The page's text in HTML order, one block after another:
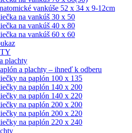
vankúše 52 x 34 x 9-12cm
na vankúš 30 x 50
na vankúš 40 x 80
na vankúš 60 x 60
plachty
a plachty – ihneď k odberu
na paplón 100 x 135
na paplón 140 x 200
na paplón 140 x 220
na paplón 200 x 200
na paplón 200 x 220
na paplón 220 x 240